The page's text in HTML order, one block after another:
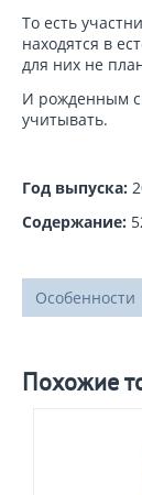
То есть
находятся в
для них не
И рожденным
учитывать.
Год выпуска:
Содержание:
Особенности
Похожие